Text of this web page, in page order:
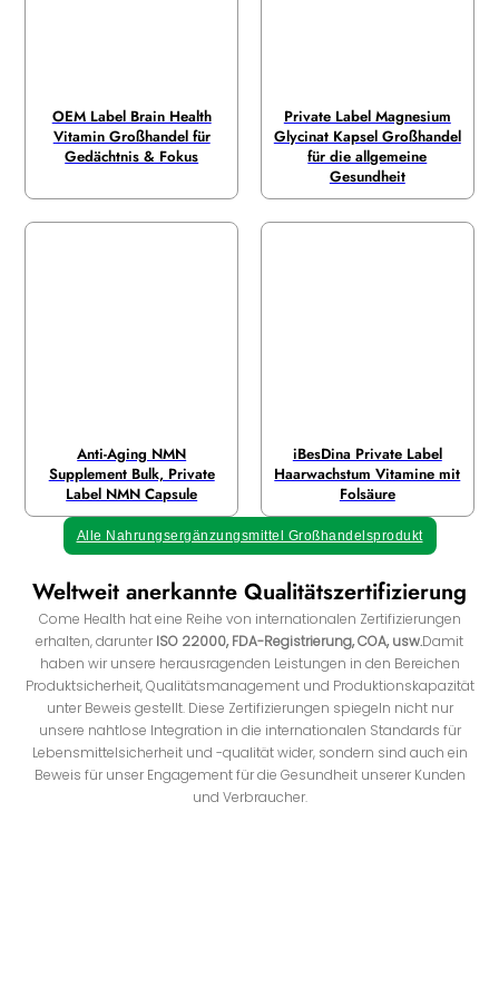
OEM Label Brain Health
Vitamin Großhandel für
Gedächtnis & Fokus
Private Label Magnesium
Glycinat Kapsel Großhandel
für die allgemeine
Gesundheit
Anti-Aging NMN
Supplement Bulk, Private
Label NMN Capsule
iBesDina Private Label
Haarwachstum Vitamine mit
Folsäure
Alle Nahrungsergänzungsmittel Großhandelsprodukt
Weltweit anerkannte Qualitätszertifizierung
Come Health hat eine Reihe von internationalen Zertifizierungen
erhalten, darunter ISO 22000, FDA-Registrierung, COA, usw.Damit
haben wir unsere herausragenden Leistungen in den Bereichen
Produktsicherheit, Qualitätsmanagement und Produktionskapazität
unter Beweis gestellt. Diese Zertifizierungen spiegeln nicht nur
unsere nahtlose Integration in die internationalen Standards für
Lebensmittelsicherheit und -qualität wider, sondern sind auch ein
Beweis für unser Engagement für die Gesundheit unserer Kunden
und Verbraucher.